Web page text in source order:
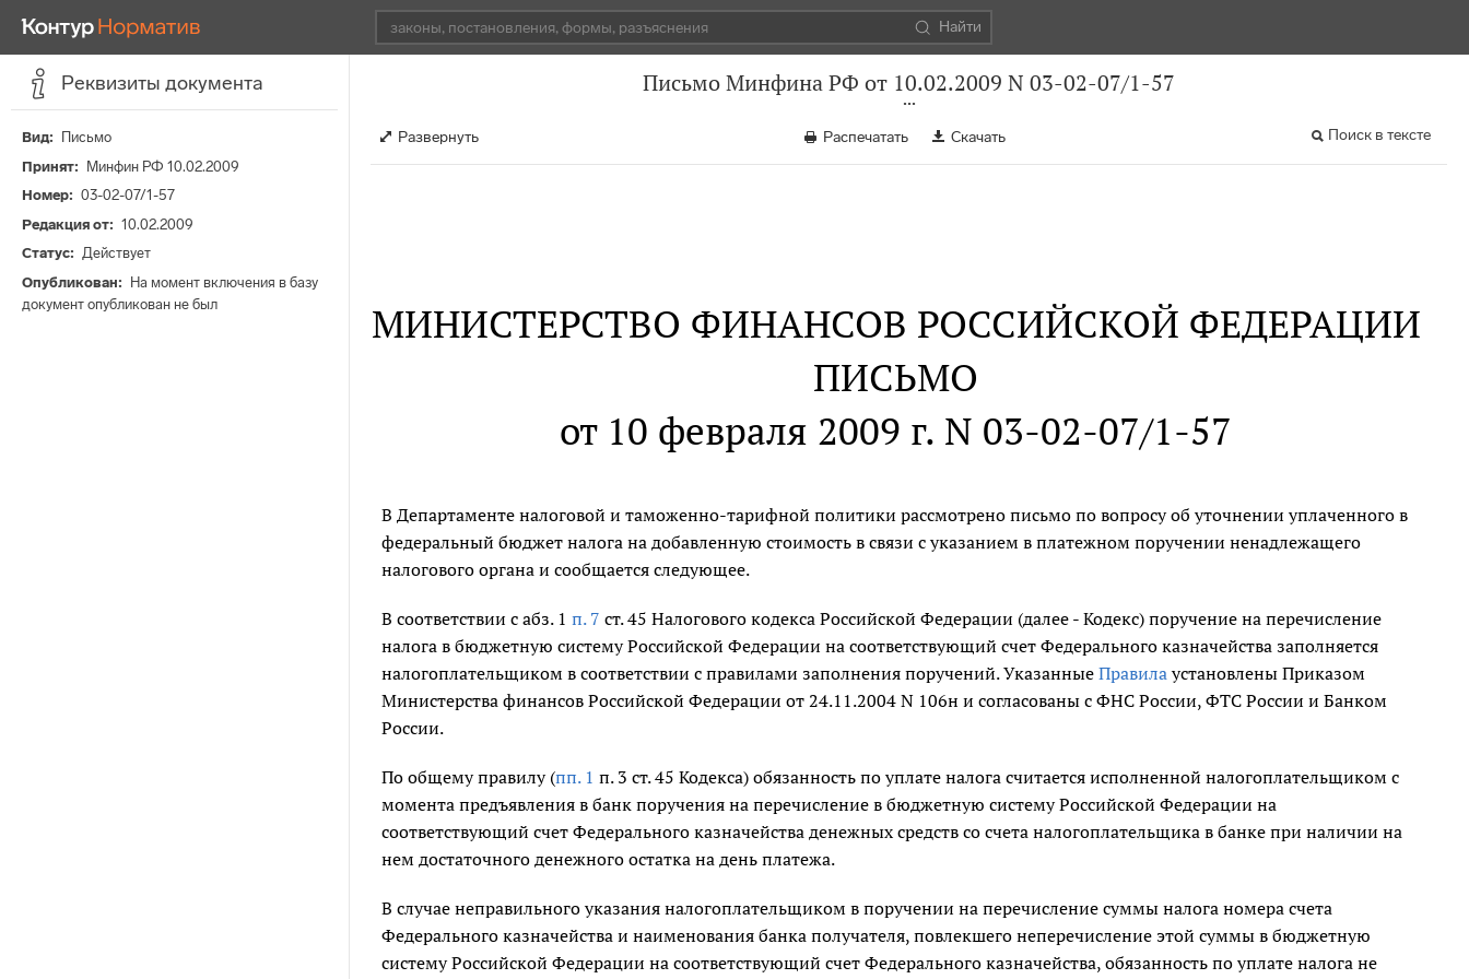
Найти
Реквизиты документа
Вид
Письмо
Принят
Минфин РФ 10.02.2009
Номер
03-02-07/1-57
Редакция от
10.02.2009
Статус
Действует
Опубликован
На момент включения в базу
документ опубликован не был
Письмо Минфина РФ от 10.02.2009 N 03-02-07/1-57
Развернуть Распечатать Скачать Поиск в тексте
МИНИСТЕРСТВО ФИНАНСОВ РОССИЙСКОЙ ФЕДЕРАЦИИ
ПИСЬМО
от 10 февраля 2009 г. N 03-02-07/1-57
В Департаменте налоговой и таможенно-тарифной политики рассмотрено письмо по вопросу об уточнении уплаченного в
федеральный бюджет налога на добавленную стоимость в связи с указанием в платежном поручении ненадлежащего
налогового органа и сообщается следующее.
В соответствии с абз. 1 п. 7 ст. 45 Налогового кодекса Российской Федерации (далее - Кодекс) поручение на перечисление
налога в бюджетную систему Российской Федерации на соответствующий счет Федерального казначейства заполняется
налогоплательщиком в соответствии с правилами заполнения поручений. Указанные Правила установлены Приказом
Министерства финансов Российской Федерации от 24.11.2004 N 106н и согласованы с ФНС России, ФТС России и Банком
России.
По общему правилу (пп. 1 п. 3 ст. 45 Кодекса) обязанность по уплате налога считается исполненной налогоплательщиком с
момента предъявления в банк поручения на перечисление в бюджетную систему Российской Федерации на
соответствующий счет Федерального казначейства денежных средств со счета налогоплательщика в банке при наличии на
нем достаточного денежного остатка на день платежа.
В случае неправильного указания налогоплательщиком в поручении на перечисление суммы налога номера счета
Федерального казначейства и наименования банка получателя, повлекшего неперечисление этой суммы в бюджетную
систему Российской Федерации на соответствующий счет Федерального казначейства, обязанность по уплате налога не